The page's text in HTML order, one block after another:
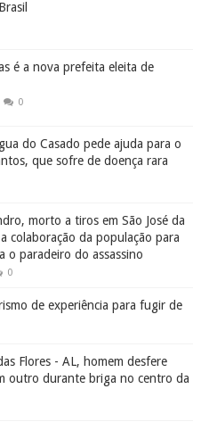
é a nova prefeita eleita de
0
do Casado pede ajuda para o
que sofre de doença rara
morto a tiros em São José da
colaboração da população para
o paradeiro do assassino
0
de experiência para fugir de
Flores - AL, homem desfere
outro durante briga no centro da